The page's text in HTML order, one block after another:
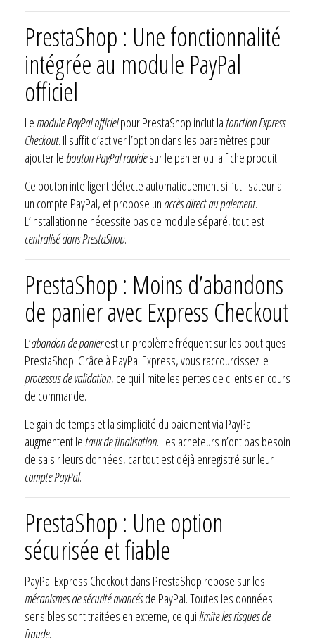
PrestaShop : Une fonctionnalité
intégrée au module PayPal
officiel
Le module PayPal officielpour PrestaShop inclut lafonction Express
Checkout. Il suffit d’activer l’option dans les paramètres pour
ajouter le bouton PayPal rapidesur le panier ou la fiche produit.
Ce bouton intelligent détecte automatiquement si l’utilisateur a
un compte PayPal, et propose un accès direct au paiement.
L’installation ne nécessite pas de module séparé, tout est
centralisé dans PrestaShop.
PrestaShop : Moins d’abandons
de panier avec Express Checkout
L’abandon de panierest un problème fréquent sur les boutiques
PrestaShop. Grâce à PayPal Express, vous raccourcissez le
processus de validation, ce qui limite les pertes de clients en cours
de commande.
Le gain de temps et la simplicité du paiement via PayPal
augmentent letaux de finalisation. Les acheteurs n’ont pas besoin
de saisir leurs données, car tout est déjà enregistré sur leur
compte PayPal.
PrestaShop : Une option
sécurisée et fiable
PayPal Express Checkout dans PrestaShop repose sur les
mécanismes de sécurité avancésde PayPal. Toutes les données
sensibles sont traitées en externe, ce qui limite les risques de
fraude.